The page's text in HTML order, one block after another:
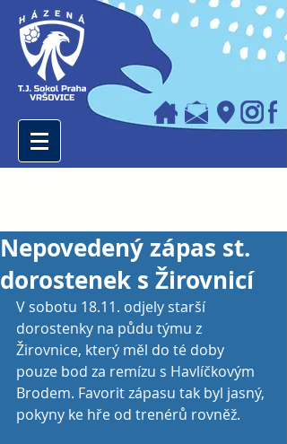
Nepovedený zápas st.
dorostenek s Žirovnicí
V sobotu 18.11. odjely starší
dorostenky na půdu týmu z
Žirovnice, který měl do té doby
pouze bod za remízu s Havlíčkovým
Brodem. Favorit zápasu tak byl jasný,
pokyny ke hře od trenérů rovněž.